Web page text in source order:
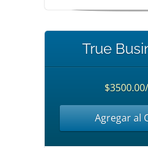
True
Agregar al